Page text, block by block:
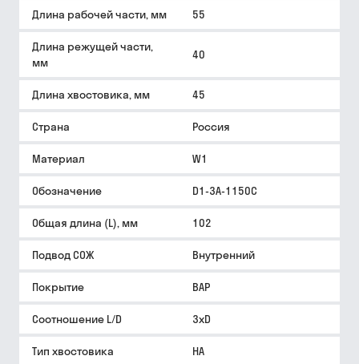
Длина рабочей части, мм 55
Длина режущей части,
мм
40
Длина хвостовика, мм 45
Страна Россия
Материал W1
Обозначение D1-3A-1150C
Общая длина (L), мм 102
Подвод СОЖ Внутренний
Покрытие BAP
Соотношение L/D 3xD
Тип хвостовика HA